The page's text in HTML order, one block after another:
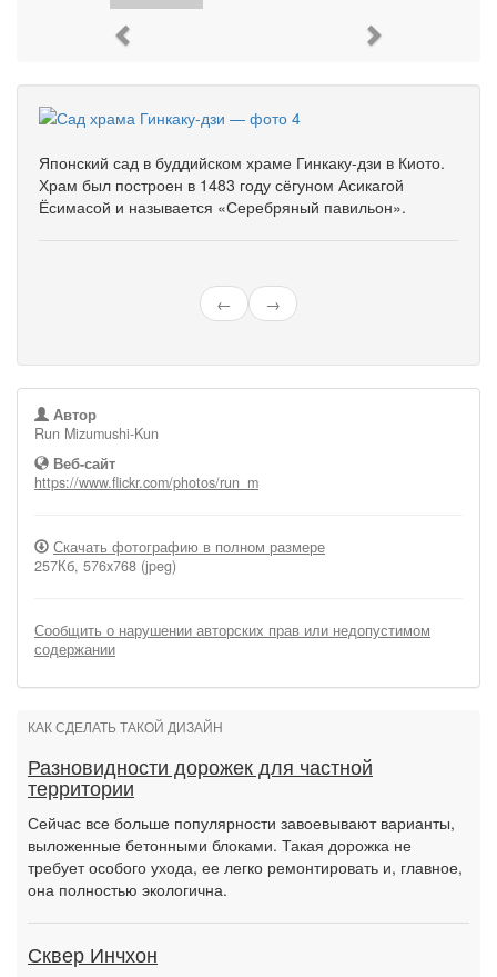
Японский сад в буддийском храме Гинкаку-дзи в Киото.
Храм был построен в 1483 году сёгуном Асикагой
Ёсимасой и называется «Серебряный павильон».
← →
Автор
Run Mizumushi-Kun
Веб-сайт
https://www.flickr.com/photos/run_m
Скачать фотографию в полном размере
257Кб, 576x768 (jpeg)
Сообщить о нарушении авторских прав или недопустимом
содержании
КАК СДЕЛАТЬ ТАКОЙ ДИЗАЙН
Разновидности дорожек для частной
территории
Сейчас все больше популярности завоевывают варианты,
выложенные бетонными блоками. Такая дорожка не
требует особого ухода, ее легко ремонтировать и, главное,
она полностью экологична.
Сквер Инчхон